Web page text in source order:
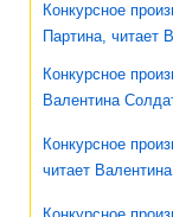
Конкурсное
Партина, читает
Конкурсное
Валентина
Конкурсное
читает